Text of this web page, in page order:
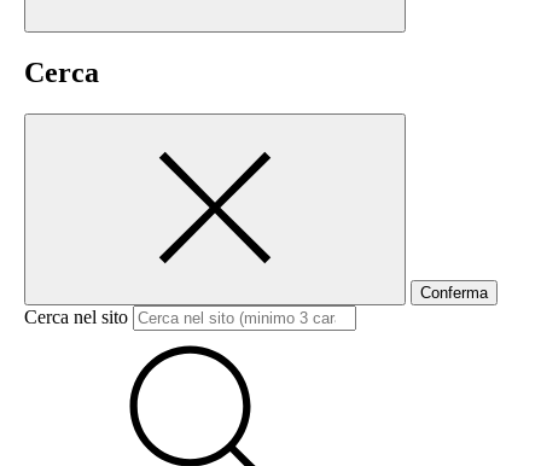
Cerca
Conferma
Cerca nel sito